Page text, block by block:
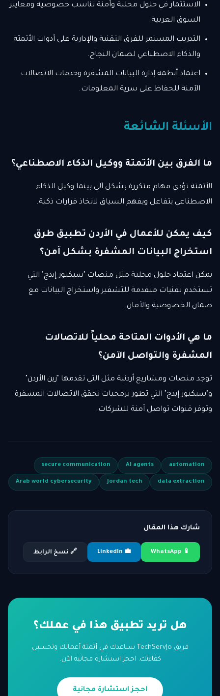
الاستثمار في حلول محلية وآمنة تناسب خصوصية ومعايير
السوق العربية.
التدريب المستمر للفرق التقنية والإدارية على أدوات الأتمتة
والذكاء الاصطناعي لضمان النجاح.
اعتماد أنظمة إدارة البيانات المشفرة وخدمات الاتصالات
الآمنة للحفاظ على سرية المعلومات.
الأسئلة الشائعة
ما الفرق بين الأتمتة ووكيل الذكاء الاصطناعي؟
الأتمتة تؤدي مهام متكررة بشكل آلي بينما وكيل الذكاء
الاصطناعي يتفاعل ويفهم السياق لاتخاذ قرارات ذكية.
كيف يمكن للأعمال في الأردن تطبيق طرق
استخراج البيانات المشفرة بشكل آمن؟
يمكن اعتماد حلول محلية مثل منصات "سيكيور إيدج" التي
تستخدم تقنيات متقدمة للتشفير واستخراج البيانات مع
ضمان الخصوصية والأمان.
ما هي الأدوات المتاحة محلياً للاتصالات
المشفرة والتواصل الآمن؟
توجد منصات ومشاريع أردنية مثل التي تقدمها "زين الأردن"
و"سيكيور إيدج" التي تطور برمجيات تحقق الاتصالات المشفرة
وتوفر قنوات تواصل آمنة للشركات.
automation
AI agents
secure communication
data extraction
Jordan tech
Arab world cybersecurity
شارك هذا المقال
📱 WhatsApp
💼 LinkedIn 🔗 نسخ الرابط
هل تريد تطبيق هذا في عملك؟
فريق TechServJo يساعدك في أتمتة أعمالك وتحسين
كفاءتك. احجز استشارة مجانية الآن.
احجز استشارة مجانية